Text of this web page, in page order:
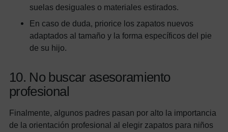
suelas desiguales o materiales estirados.
En caso de duda, priorice los zapatos nuevos
adaptados al tamaño y la forma específicos del pie
de su hijo.
10. No buscar asesoramiento
profesional
Finalmente, algunos padres pasan por alto la importancia
de la orientación profesional al elegir zapatos para niños